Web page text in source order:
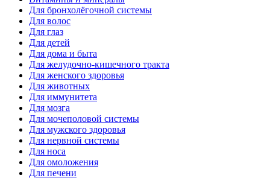
Для бронхолёгочной системы
Для волос
Для глаз
Для детей
Для дома и быта
Для желудочно-кишечного тракта
Для женского здоровья
Для животных
Для иммунитета
Для мозга
Для мочеполовой системы
Для мужского здоровья
Для нервной системы
Для носа
Для омоложения
Для печени